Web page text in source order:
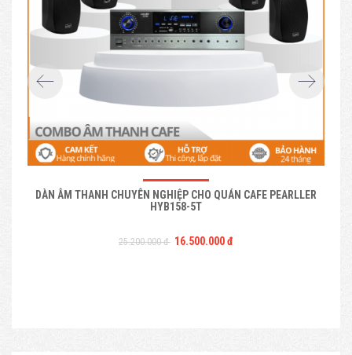
DÀN ÂM THANH CHUYÊN NGHIỆP CHO QUÁN CAFE PEARLLER
HYB158-5T
25.200.000 đ 16.500.000 đ